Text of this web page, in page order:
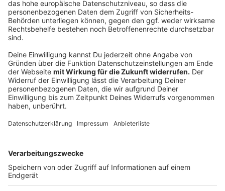
die Besucher*innen ein komplettes Wochenende lang
in drei verschiedenen Quartieren begrüßen können“,
sagt die städtische Integrationsbeauftragte Nenja
Ziesen.
Das komplette Programm des Festivals der Vielfalt
findet IhrHIER(https://festivaldervielfaltaachen.de).
Rolf Frankenberger und Cengiz Uluğ (untere Reihe,
Vertreter*innen des städtischen Orga-Teams auf die
dritte Auflage des „Festivals der Vielfalt“. )
Anzeige